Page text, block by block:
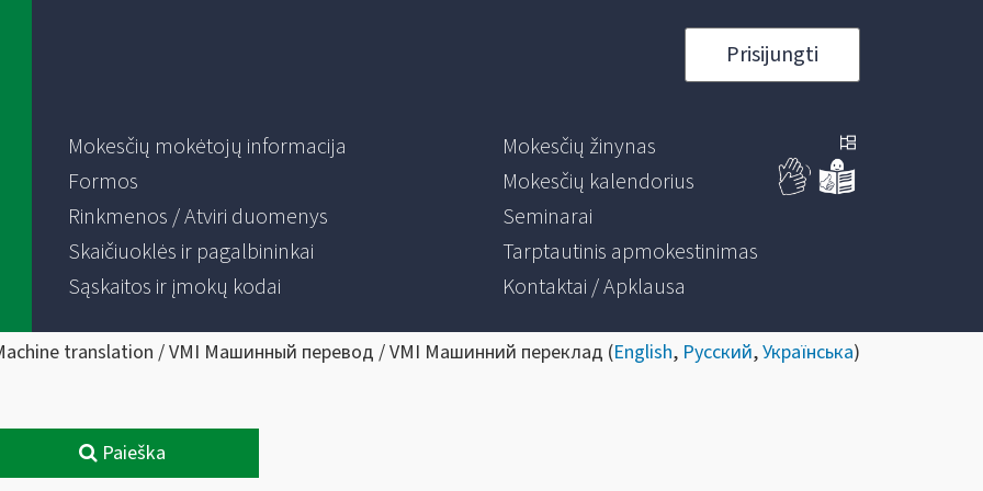
Prisijungti
Mokesčių mokėtojų informacija
Formos
Rinkmenos / Atviri duomenys
Skaičiuoklės ir pagalbininkai
Sąskaitos ir įmokų kodai
Mokesčių žinynas
Mokesčių kalendorius
Seminarai
Tarptautinis apmokestinimas
Kontaktai / Apklausa
translation / VMI Машинный перевод / VMI Машинний переклад (English, Русский,Українська)
Paieška